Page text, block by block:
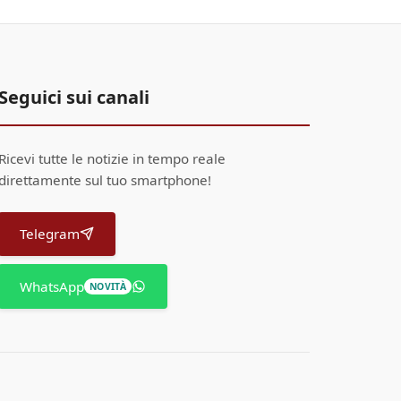
Seguici sui canali
Ricevi tutte le notizie in tempo reale
direttamente sul tuo smartphone!
Telegram
WhatsApp NOVITÀ